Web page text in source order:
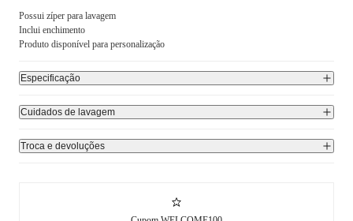
Possui zíper para lavagem
Inclui enchimento
Produto disponível para personalização
Especificação
Cuidados de lavagem
Troca e devoluções